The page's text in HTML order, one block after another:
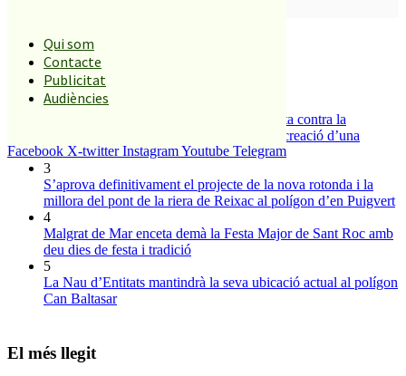
Qui som
Contacte
Publicitat
Audiències
Facebook X-twitter InstagramYoutube Telegram
És tendència ara
1
ESPORTS CAP DE SETMANA
2
Els veïns de Palafolls refermen la seva lluita contra la
benzinera del carrer Passada i preparen la creació d’una
plataforma
3
S’aprova definitivament el projecte de la nova rotonda i la
millora del pont de la riera de Reixac al polígon d’en Puigvert
4
Malgrat de Mar enceta demà la Festa Major de Sant Roc amb
deu dies de festa i tradició
5
La Nau d’Entitats mantindrà la seva ubicació actual al polígon
Can Baltasar
El més llegit